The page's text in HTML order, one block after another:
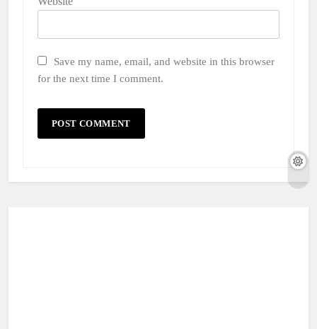
Save my name, email, and website in this browser
for the next time I comment.